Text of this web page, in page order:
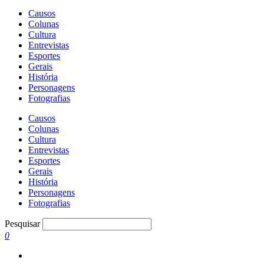
Causos
Colunas
Cultura
Entrevistas
Esportes
Gerais
História
Personagens
Fotografias
Causos
Colunas
Cultura
Entrevistas
Esportes
Gerais
História
Personagens
Fotografias
Pesquisar
0